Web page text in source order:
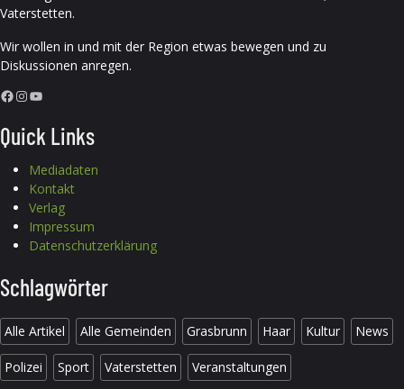
Vaterstetten.
Wir wollen in und mit der Region etwas bewegen und zu
Diskussionen anregen.
Facebook InstagramYouTube
Quick Links
Mediadaten
Kontakt
Verlag
Impressum
Datenschutzerklärung
Schlagwörter
Alle Artikel Alle Gemeinden Grasbrunn Haar Kultur News
Polizei Sport Vaterstetten Veranstaltungen